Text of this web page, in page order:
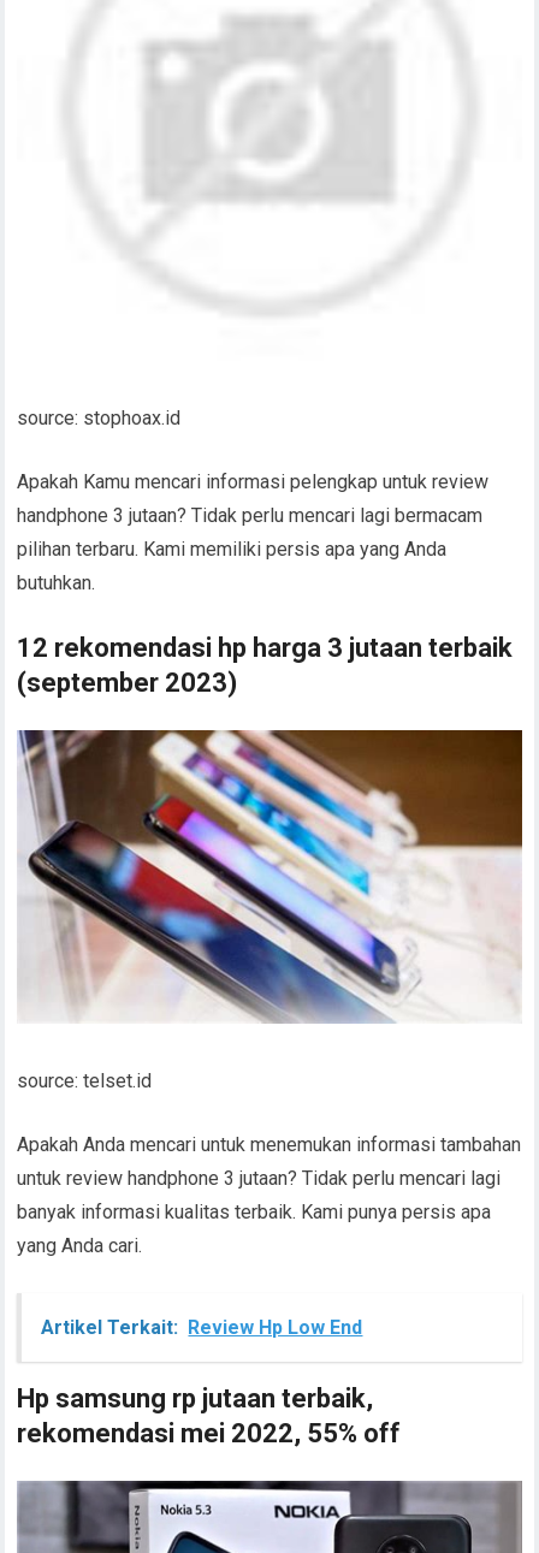
source: stophoax.id
Apakah Kamu mencari informasi pelengkap untuk review
handphone 3 jutaan? Tidak perlu mencari lagi bermacam
pilihan terbaru. Kami memiliki persis apa yang Anda
butuhkan.
12 rekomendasi hp harga 3 jutaan terbaik
(september 2023)
source: telset.id
Apakah Anda mencari untuk menemukan informasi tambahan
untuk review handphone 3 jutaan? Tidak perlu mencari lagi
banyak informasi kualitas terbaik. Kami punya persis apa
yang Anda cari.
Artikel Terkait: Review Hp Low End
Hp samsung rp jutaan terbaik,
rekomendasi mei 2022, 55% off